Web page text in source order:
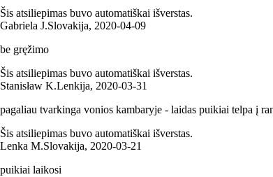
Šis atsiliepimas buvo automatiškai išverstas.
Gabriela J.Slovakija, 2020‑04‑09
be gręžimo
Šis atsiliepimas buvo automatiškai išverstas.
Stanisław K.Lenkija, 2020‑03‑31
pagaliau tvarkinga vonios kambaryje - laidas puikiai telpa į
Šis atsiliepimas buvo automatiškai išverstas.
Lenka M.Slovakija, 2020‑03‑21
puikiai laikosi